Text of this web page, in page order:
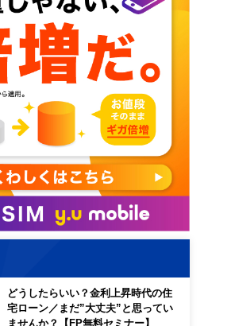
どうしたらいい？金利上昇時代の住
宅ローン／まだ”大丈夫”と思ってい
ませんか？【FP無料セミナー】